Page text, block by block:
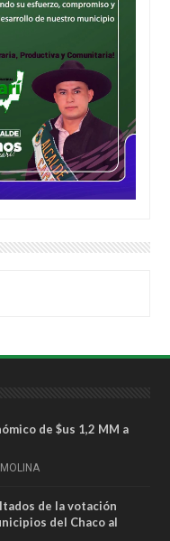
de $us 1,2 MM a
de la votación
del Chaco al